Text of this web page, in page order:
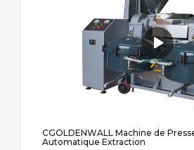
CGOLDENWALL Machine de
Automatique Extraction